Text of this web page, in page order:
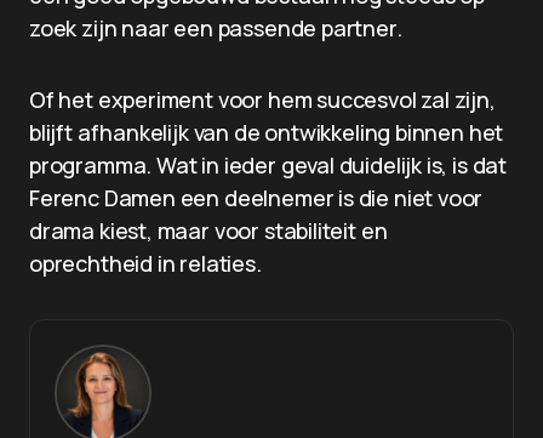
zoek zijn naar een passende partner.
Of het experiment voor hem succesvol zal zijn,
blijft afhankelijk van de ontwikkeling binnen het
programma. Wat in ieder geval duidelijk is, is dat
Ferenc Damen een deelnemer is die niet voor
drama kiest, maar voor stabiliteit en
oprechtheid in relaties.